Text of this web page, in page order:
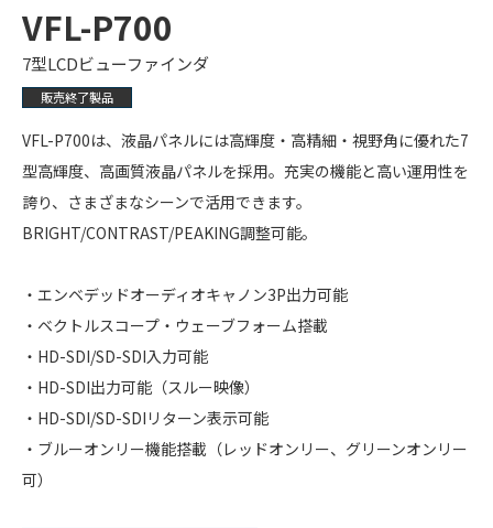
VFL-P700
7型LCDビューファインダ
販売終了製品
VFL-P700は、液晶パネルには高輝度・高精細・視野角に優れた7
型高輝度、高画質液晶パネルを採用。充実の機能と高い運用性を
誇り、さまざまなシーンで活用できます。
BRIGHT/CONTRAST/PEAKING調整可能。
・エンベデッドオーディオキャノン3P出力可能
・ベクトルスコープ・ウェーブフォーム搭載
・HD-SDI/SD-SDI入力可能
・HD-SDI出力可能（スルー映像）
・HD-SDI/SD-SDIリターン表示可能
・ブルーオンリー機能搭載（レッドオンリー、グリーンオンリー
可）